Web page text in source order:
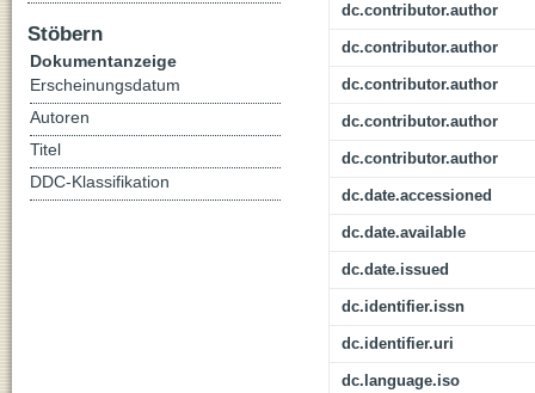
dc.contributor.author
dc.contributor.author
dc.contributor.author
dc.contributor.author
dc.contributor.author
dc.date.accessioned
dc.date.available
dc.date.issued
dc.identifier.issn
dc.identifier.uri
dc.language.iso
Stöbern
Dokumentanzeige
Erscheinungsdatum
Autoren
Titel
DDC-Klassifikation